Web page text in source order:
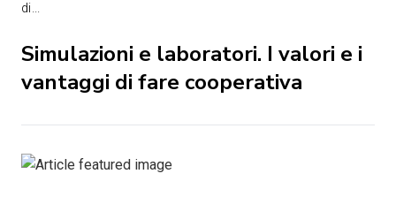
di...
Simulazioni e laboratori. I valori e i
vantaggi di fare cooperativa